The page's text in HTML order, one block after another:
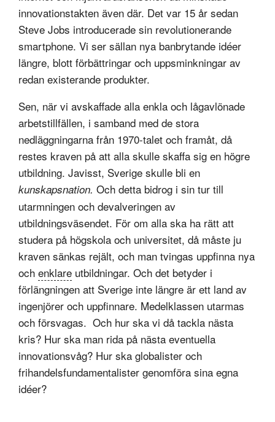
innovationstakten även där. Det var 15 år sedan
Steve Jobs introducerade sin revolutionerande
smartphone. Vi ser sällan nya banbrytande idéer
längre, blott förbättringar och uppsminkningar av
redan existerande produkter.
Sen, när vi avskaffade alla enkla och lågavlönade
arbetstillfällen, i samband med de stora
nedläggningarna från 1970-talet och framåt, då
restes kraven på att alla skulle skaffa sig en högre
utbildning. Javisst, Sverige skulle bli en
kunskapsnation. Och detta bidrog i sin tur till
utarmningen och devalveringen av
utbildningsväsendet. För om alla ska ha rätt att
studera på högskola och universitet, då måste ju
kraven sänkas rejält, och man tvingas uppfinna nya
och enklare utbildningar. Och det betyder i
förlängningen att Sverige inte längre är ett land av
ingenjörer och uppfinnare. Medelklassen utarmas
och försvagas. Och hur ska vi då tackla nästa
kris? Hur ska man rida på nästa eventuella
innovationsvåg? Hur ska globalister och
frihandelsfundamentalister genomföra sina egna
idéer?